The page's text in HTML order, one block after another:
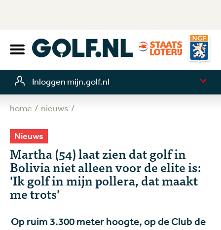
Inloggen mijn.golf.nl
home nieuws
Nieuws
Martha (54) laat zien dat golf in
Bolivia niet alleen voor de elite is:
'Ik golf in mijn pollera, dat maakt
me trots'
Op ruim 3.300 meter hoogte, op de Club de